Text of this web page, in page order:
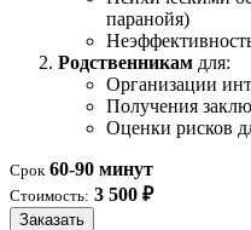
паранойя)
Родственникам для:
Организации
Получения
Оценки рисков
Срок 60-90 минут
Стоимость: 3 500 ₽
Заказать